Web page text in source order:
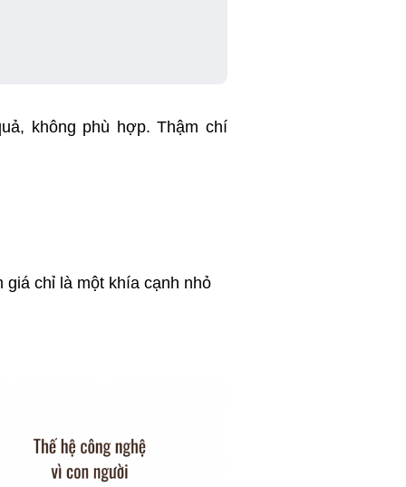
không phù hợp. Thậm chí
giá chỉ là một khía cạnh nhỏ